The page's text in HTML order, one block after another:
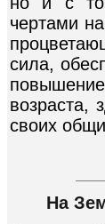
чертами
сила,
возраста,
своих
На